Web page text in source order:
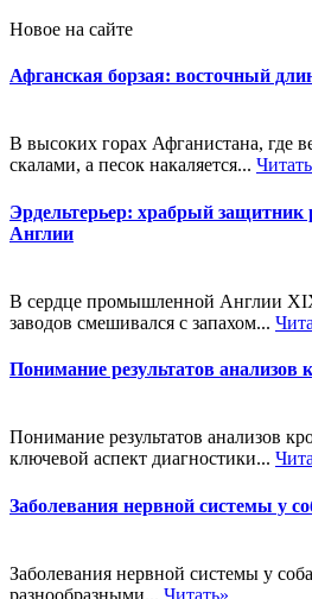
Новое на сайте
Афганская борзая: восточный
В высоких горах Афганистана, где
скалами, а песок накаляется...
Эрдельтерьер: храбрый защитник
Англии
В сердце промышленной Англии
заводов смешивался с запахом...
Понимание результатов анализов
Понимание результатов анализов
ключевой аспект диагностики...
Заболевания нервной системы у
Заболевания нервной системы у
разнообразными... Читать»